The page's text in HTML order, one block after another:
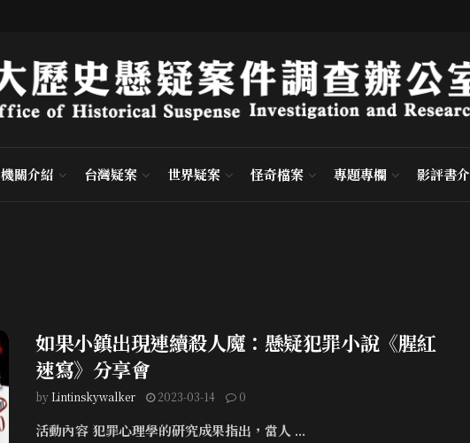
機關介紹 台灣疑案 世界疑案 怪奇檔案 專題專欄 影評書介
如果小鎮出現連續殺人魔：懸疑犯罪小說《腥紅
速寫》分享會
byLintinskywalker 2023-03-14 0
活動內容 犯罪心理學的研究成果指出，當人 ...